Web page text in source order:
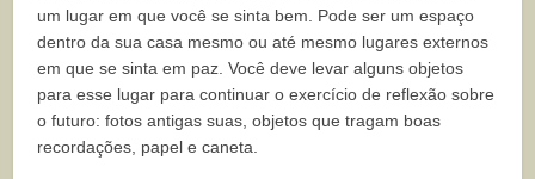
um lugar em que você se sinta bem. Pode ser um espaço
dentro da sua casa mesmo ou até mesmo lugares externos
em que se sinta em paz. Você deve levar alguns objetos
para esse lugar para continuar o exercício de reflexão sobre
o futuro: fotos antigas suas, objetos que tragam boas
recordações, papel e caneta.